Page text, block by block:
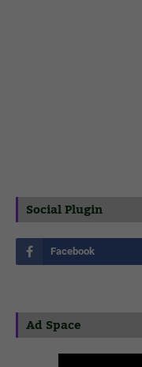
Social Plugin
Ad Space